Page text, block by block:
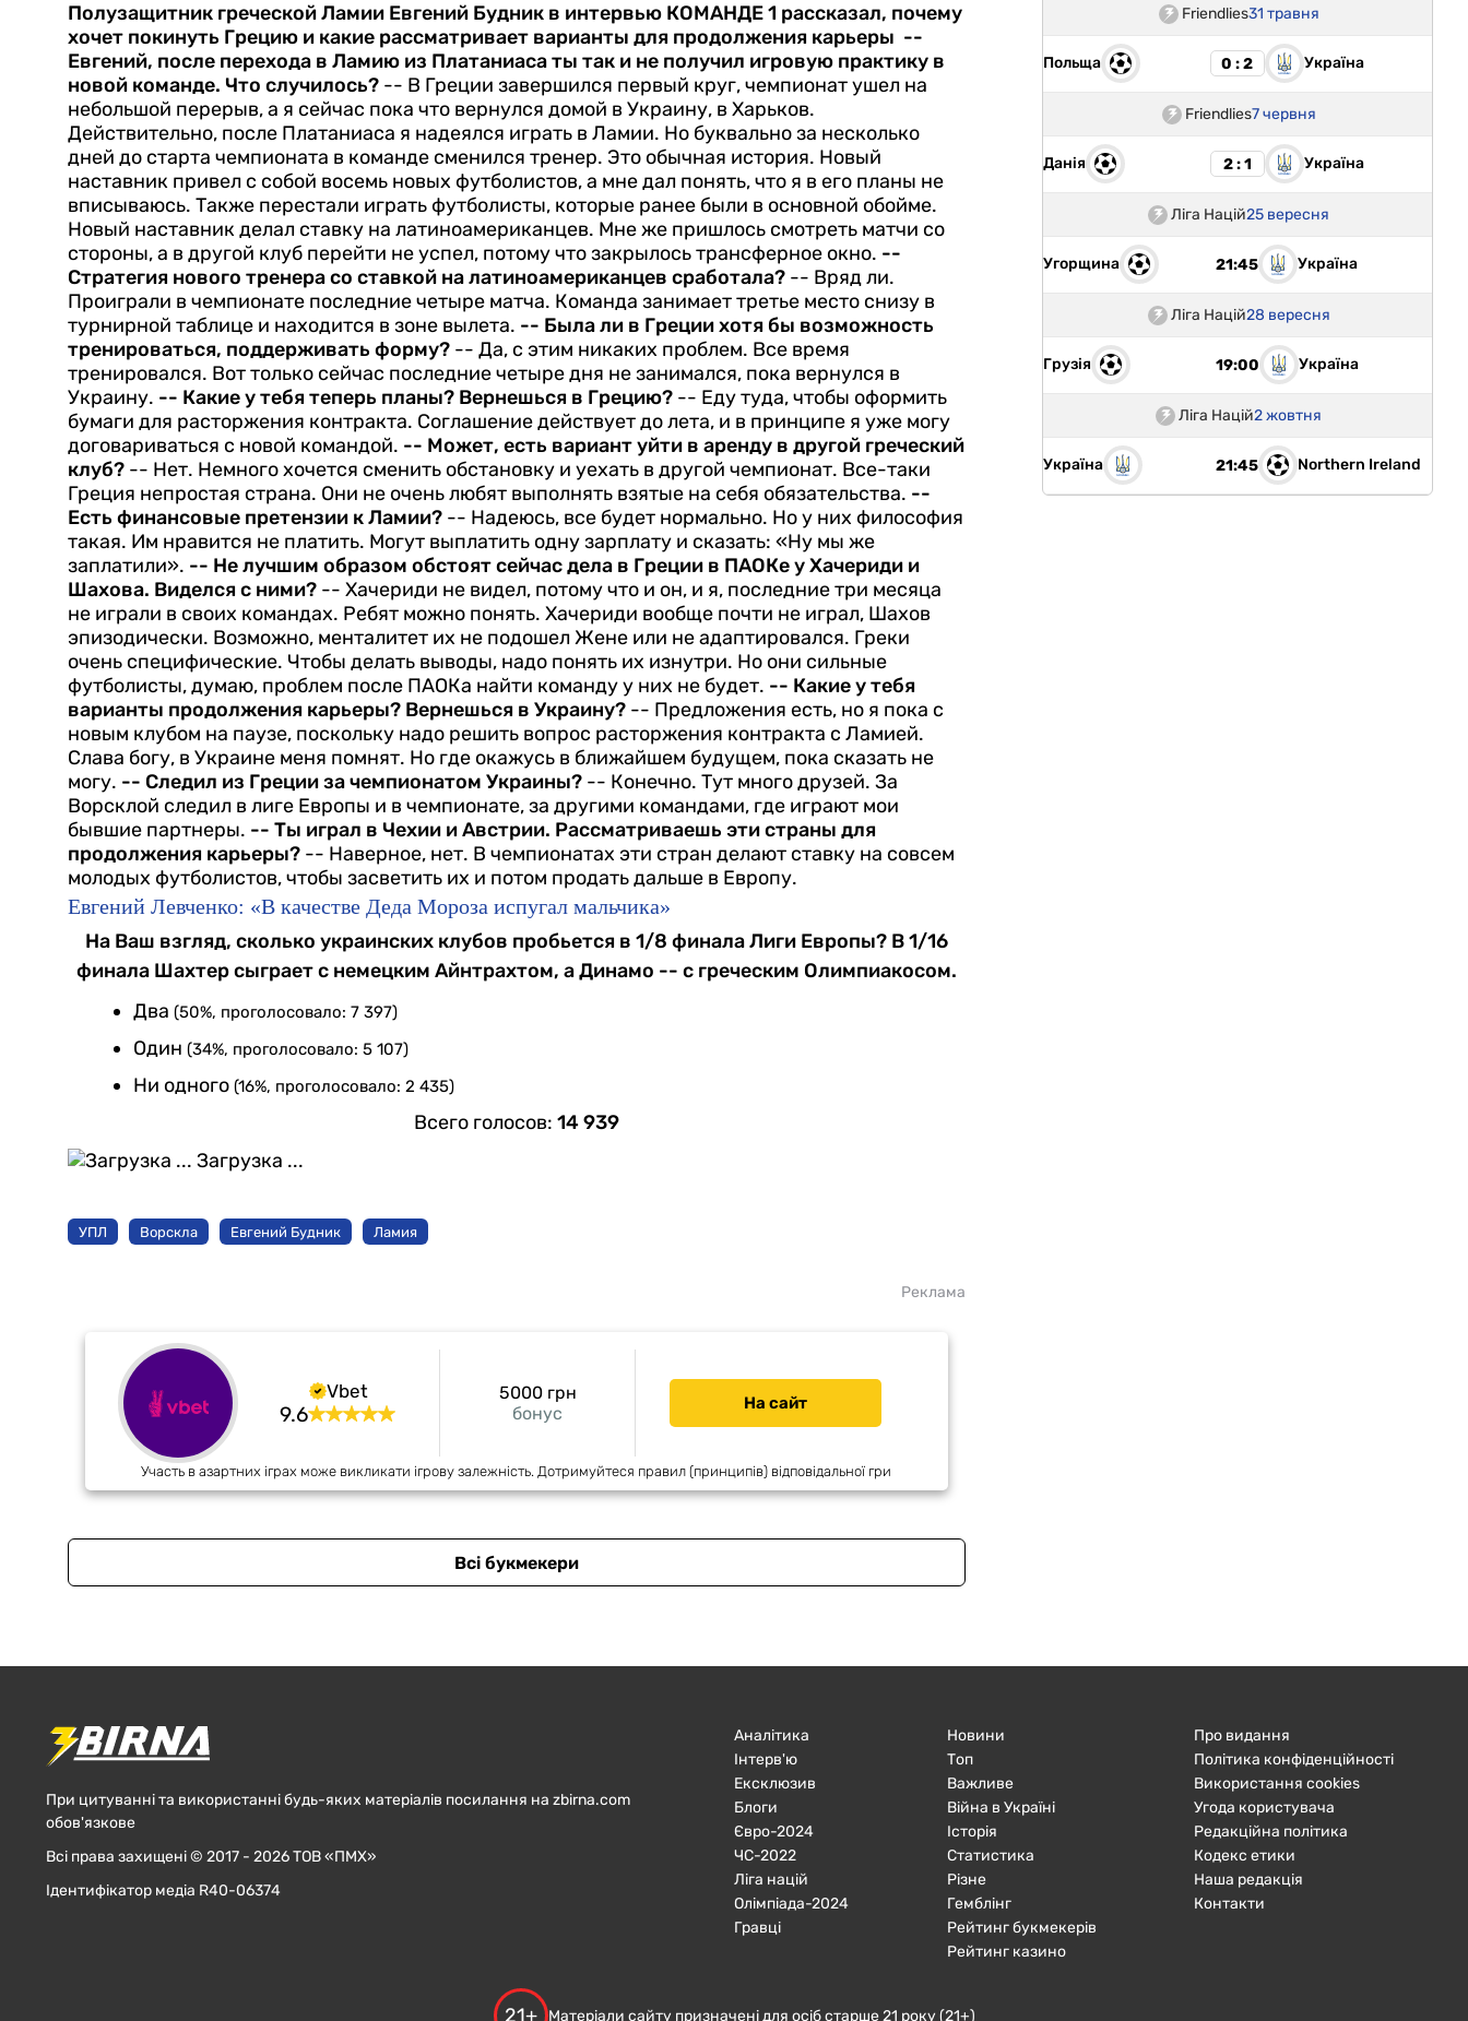
Полузащитник греческой Ламии Евгений Будник в интервью КОМАНДЕ 1 рассказал, почему
хочет покинуть Грецию и какие рассматривает варианты для продолжения карьеры --
Евгений, после перехода в Ламию из Платаниаса ты так и не получил игровую практику в
новой команде. Что случилось? -- В Греции завершился первый круг, чемпионат ушел на
небольшой перерыв, а я сейчас пока что вернулся домой в Украину, в Харьков.
Действительно, после Платаниаса я надеялся играть в Ламии. Но буквально за несколько
дней до старта чемпионата в команде сменился тренер. Это обычная история. Новый
наставник привел с собой восемь новых футболистов, а мне дал понять, что я в его планы не
вписываюсь. Также перестали играть футболисты, которые ранее были в основной обойме.
Новый наставник делал ставку на латиноамериканцев. Мне же пришлось смотреть матчи со
стороны, а в другой клуб перейти не успел, потому что закрылось трансферное окно. --
Стратегия нового тренера со ставкой на латиноамериканцев сработала? -- Вряд ли.
Проиграли в чемпионате последние четыре матча. Команда занимает третье место снизу в
турнирной таблице и находится в зоне вылета. -- Была ли в Греции хотя бы возможность
тренироваться, поддерживать форму? -- Да, с этим никаких проблем. Все время
тренировался. Вот только сейчас последние четыре дня не занимался, пока вернулся в
Украину. -- Какие у тебя теперь планы? Вернешься в Грецию? -- Еду туда, чтобы оформить
бумаги для расторжения контракта. Соглашение действует до лета, и в принципе я уже могу
договариваться с новой командой. -- Может, есть вариант уйти в аренду в другой греческий
клуб? -- Нет. Немного хочется сменить обстановку и уехать в другой чемпионат. Все-таки
Греция непростая страна. Они не очень любят выполнять взятые на себя обязательства. --
Есть финансовые претензии к Ламии? -- Надеюсь, все будет нормально. Но у них философия
такая. Им нравится не платить. Могут выплатить одну зарплату и сказать: «Ну мы же
заплатили». -- Не лучшим образом обстоят сейчас дела в Греции в ПАОКе у Хачериди и
Шахова. Виделся с ними? -- Хачериди не видел, потому что и он, и я, последние три месяца
не играли в своих командах. Ребят можно понять. Хачериди вообще почти не играл, Шахов
эпизодически. Возможно, менталитет их не подошел Жене или не адаптировался. Греки
очень специфические. Чтобы делать выводы, надо понять их изнутри. Но они сильные
футболисты, думаю, проблем после ПАОКа найти команду у них не будет. -- Какие у тебя
варианты продолжения карьеры? Вернешься в Украину? -- Предложения есть, но я пока с
новым клубом на паузе, поскольку надо решить вопрос расторжения контракта с Ламией.
Слава богу, в Украине меня помнят. Но где окажусь в ближайшем будущем, пока сказать не
могу. -- Следил из Греции за чемпионатом Украины? -- Конечно. Тут много друзей. За
Ворсклой следил в лиге Европы и в чемпионате, за другими командами, где играют мои
бывшие партнеры. -- Ты играл в Чехии и Австрии. Рассматриваешь эти страны для
продолжения карьеры? -- Наверное, нет. В чемпионатах эти стран делают ставку на совсем
молодых футболистов, чтобы засветить их и потом продать дальше в Европу.
Евгений Левченко: «В качестве Деда Мороза испугал мальчика»
На Ваш взгляд, сколько украинских клубов пробьется в 1/8 финала Лиги Европы? В 1/16
финала Шахтер сыграет с немецким Айнтрахтом, а Динамо -- с греческим Олимпиакосом.
Два (50%, проголосовало: 7 397)
Один (34%, проголосовало: 5 107)
Ни одного (16%, проголосовало: 2 435)
Всего голосов: 14 939
Загрузка ...
УПЛ Ворскла Евгений Будник Ламия
Реклама
Vbet
9.6 бонус
5000 грн На сайт
Участь в азартних іграх може викликати ігрову залежність. Дотримуйтеся правил (принципів) відповідальної гри
Всі букмекери
Friendlies31 травня
Польща 0 : 2 Україна
Friendlies7 червня
Данія 2 : 1 Україна
Ліга Націй25 вересня
Угорщина 21:45 Україна
Ліга Націй28 вересня
Грузія 19:00 Україна
Ліга Націй2 жовтня
Україна 21:45 Northern Ireland
При цитуванні та використанні будь-яких матеріалів посилання на zbirna.com
обов'язкове
Всі права захищені © 2017 - 2026 ТОВ «ПМХ»
Ідентифікатор медіа R40-06374
Аналітика
Інтерв'ю
Ексклюзив
Блоги
Євро-2024
ЧC-2022
Ліга націй
Олімпіада-2024
Гравці
Новини
Топ
Важливе
Війна в Україні
Історія
Статистика
Різне
Гемблінг
Рейтинг букмекерів
Рейтинг казино
Про видання
Політика конфіденційності
Використання cookies
Угода користувача
Редакційна політика
Кодекс етики
Наша редакція
Контакти
21+ Матеріали сайту призначені для осіб старше 21 року (21+)